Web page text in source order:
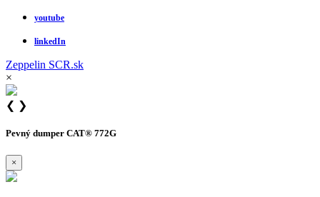
youtube
linkedIn
Zeppelin SCR.sk
×
❮ ❯
Pevný dumper CAT® 772G
×